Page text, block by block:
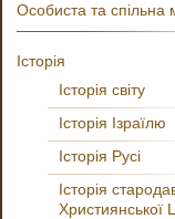
Особиста та спільна
Історія
Історія світу
Історія Ізраїлю
Історія Русі
Історія
Християнської